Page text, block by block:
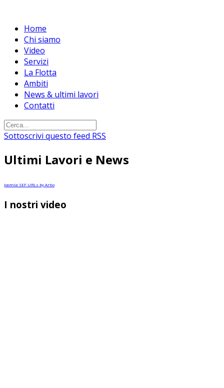
Home
Chi siamo
Video
Servizi
La Flotta
Ambiti
News & ultimi lavori
Contatti
Sottoscrivi questo feed RSS
Ultimi Lavori e News
Joomla SEF URLs by Artio
I nostri video